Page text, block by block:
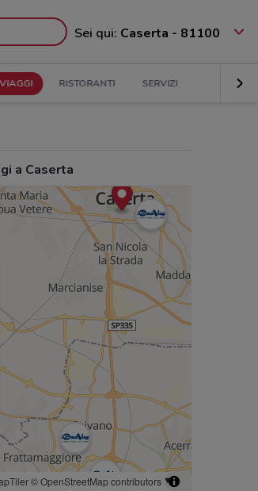
Sei qui: Caserta - 81100
VIAGGI RISTORANTI SERVIZI
a Caserta
© OpenStreetMap contributors